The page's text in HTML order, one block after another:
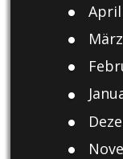
April